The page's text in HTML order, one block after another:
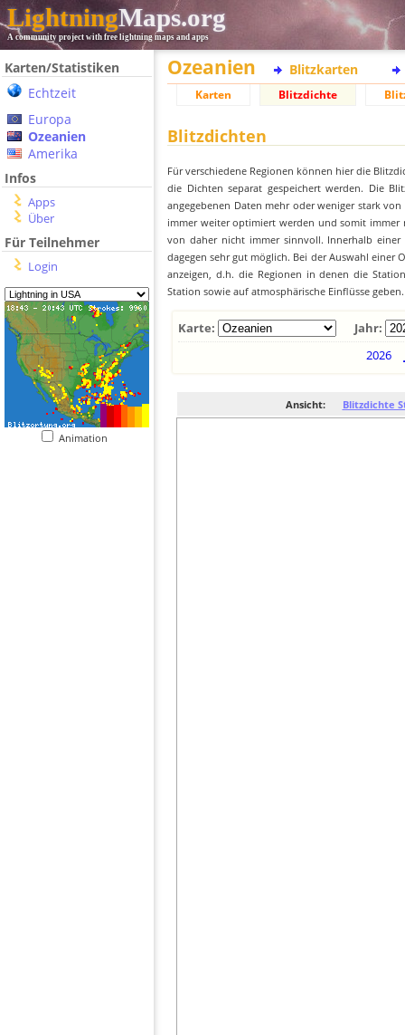
LightningMaps.org
A community project with free lightning maps and apps
Karten/Statistiken
Echtzeit
Europa
Ozeanien
Amerika
Infos
Apps
Über
Für Teilnehmer
Login
Animation
Ozeanien Blitzkarten
Karten Blitzdichte
Blitzdichten
Für verschiedene Regionen können hier die
die Dichten separat gespeichert werden. Die
angegebenen Daten mehr oder weniger stark
immer weiter optimiert werden und somit immer
von daher nicht immer sinnvoll. Innerhalb einer
dagegen sehr gut möglich. Bei der Auswahl einer
anzeigen, d.h. die Regionen in denen die
Station sowie auf atmosphärische Einflüsse geben.
Karte:
Jahr:
2026
Ansicht: Blitzdichte